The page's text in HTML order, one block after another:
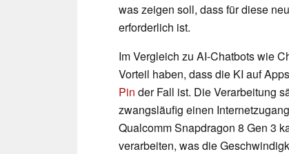
was zeigen soll, dass für diese
erforderlich ist.
Im Vergleich zu AI-Chatbots wie
Vorteil haben, dass die KI auf
Pin der Fall ist. Die Verarbeitung
zwangsläufig einen
Qualcomm Snapdragon 8 Gen 3
verarbeiten, was die